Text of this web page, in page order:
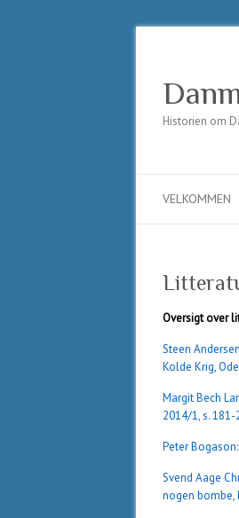
Historien om
VELKOMMEN
Oversigt over
Steen
Kolde Krig,
Margit Bech
2014/1, s. 181-
Peter
Svend Aage
nogen bombe,